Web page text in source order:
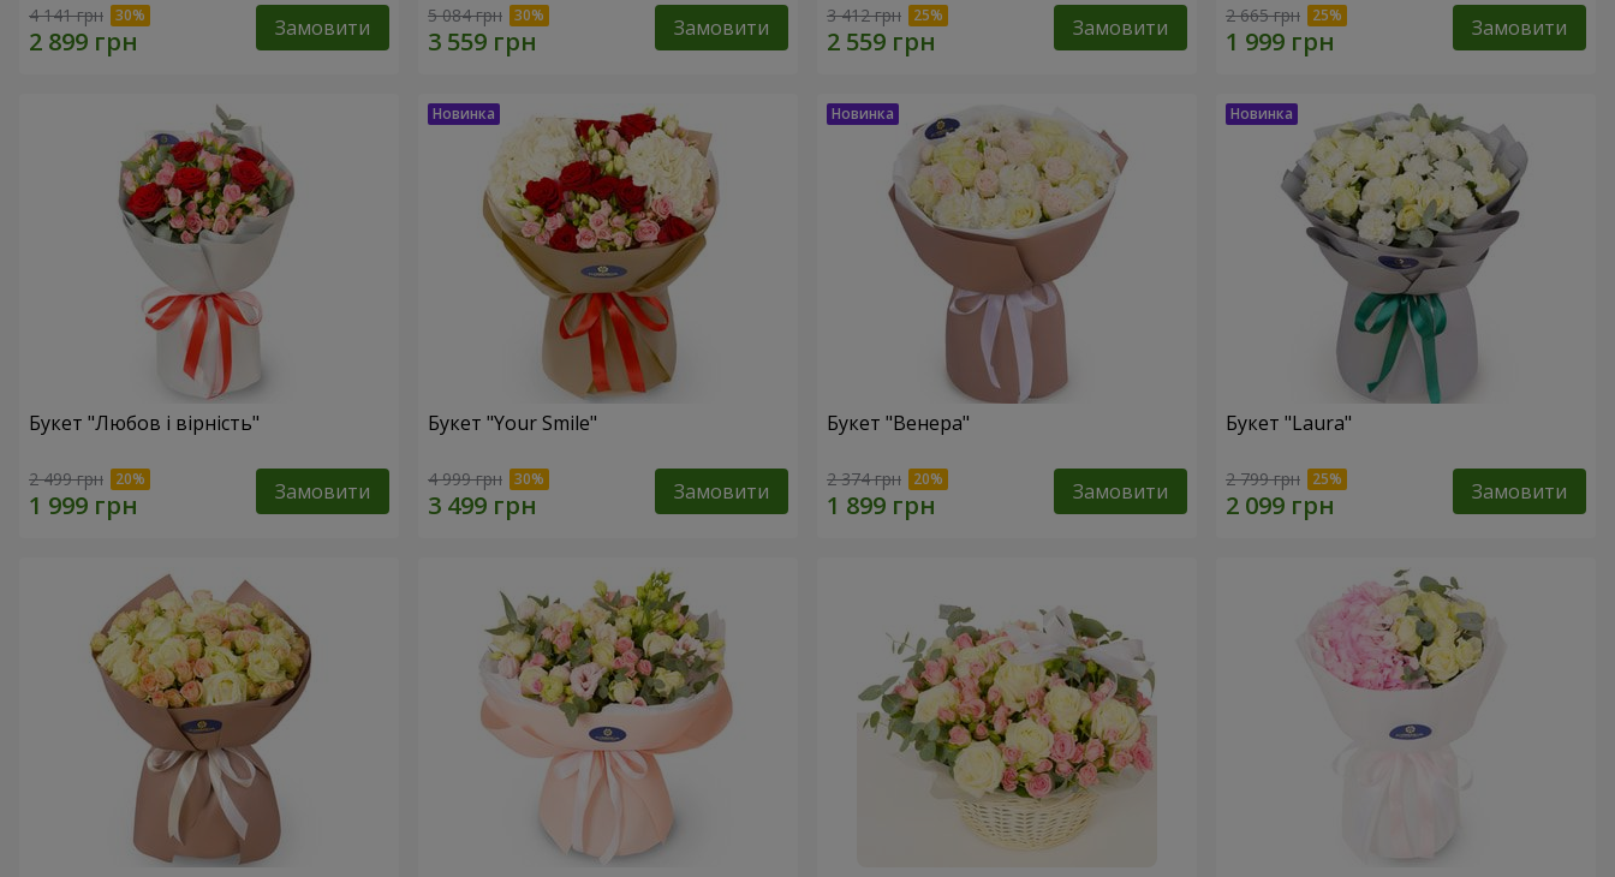
4 141 грн Замовити 5 084 грн Замовити 3 412 грн Замовити 2 665 грн Замовити
Букет "Любов і вірність"
2 499 грн Замовити
Букет "Your Smile"
4 999 грн Замовити
Букет "Венера"
2 374 грн Замовити
Букет "Laura"
2 799 грн Замовити